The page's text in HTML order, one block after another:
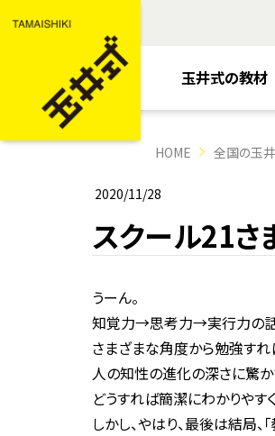
玉井式の教材
HOME 全国の玉
2020/11/28
スクール21
うーん。
知覚力→思考力→実行力の話
さまざまな角度から勉強すれ
人の知性の進化の深さに驚か
どうすれば簡潔にわかりやす
しかし、やはり、最後は結局、